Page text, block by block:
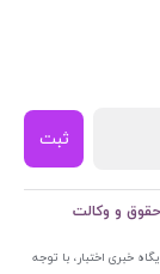
ثبت
حقوق و وکالت
خبری اختبار، با توجه